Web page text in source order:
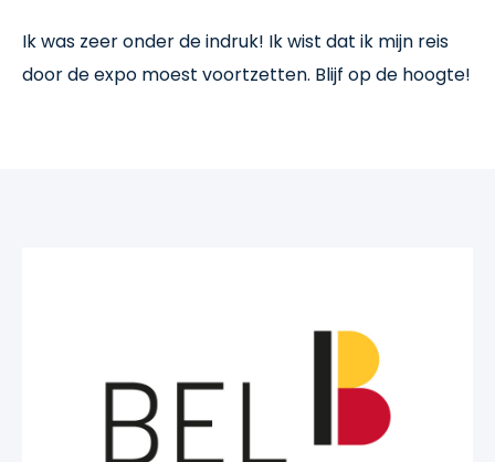
Ik was zeer onder de indruk! Ik wist dat ik mijn reis
door de expo moest voortzetten. Blijf op de hoogte!